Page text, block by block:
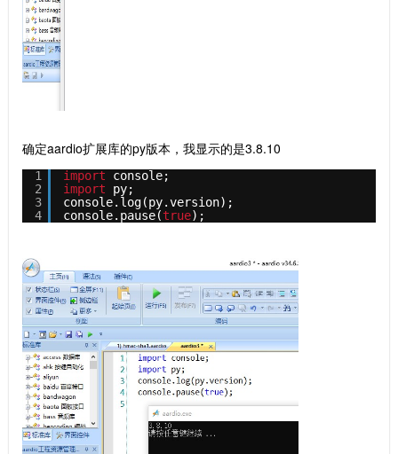
确定aardio扩展库的py版本，我显示的是3.8.10
1
2
3
4
import
console;
import
py;
console.log(py.version);
console.pause(true);